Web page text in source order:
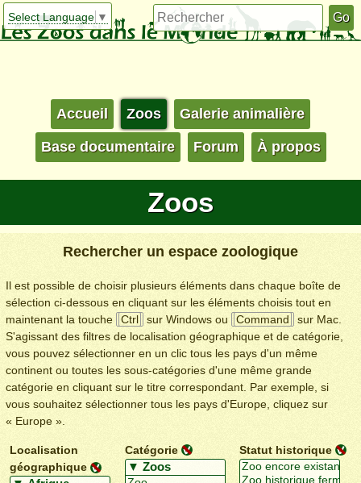
Select Language ▼
Accueil Zoos Galerie animalière
Base documentaire Forum À propos
Zoos
Rechercher un espace zoologique
Il est possible de choisir plusieurs éléments dans chaque boîte de
sélection ci-dessous en cliquant sur les éléments choisis tout en
maintenant la touche
Ctrl sur Windows ou Command
sur Mac.
S'agissant des filtres de localisation géographique et de catégorie,
vous pouvez sélectionner en un clic tous les pays d'un même
continent ou toutes les sous-catégories d'une même grande
catégorie en cliquant sur le titre correspondant. Par exemple, si
vous souhaitez sélectionner tous les pays d'Europe, cliquez sur
« Europe ».
Localisation
géographique
Catégorie Statut historique